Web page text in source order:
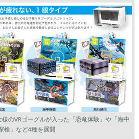
のVRゴーグルが入った「恐竜体験」や「海中
検」など4種を展開